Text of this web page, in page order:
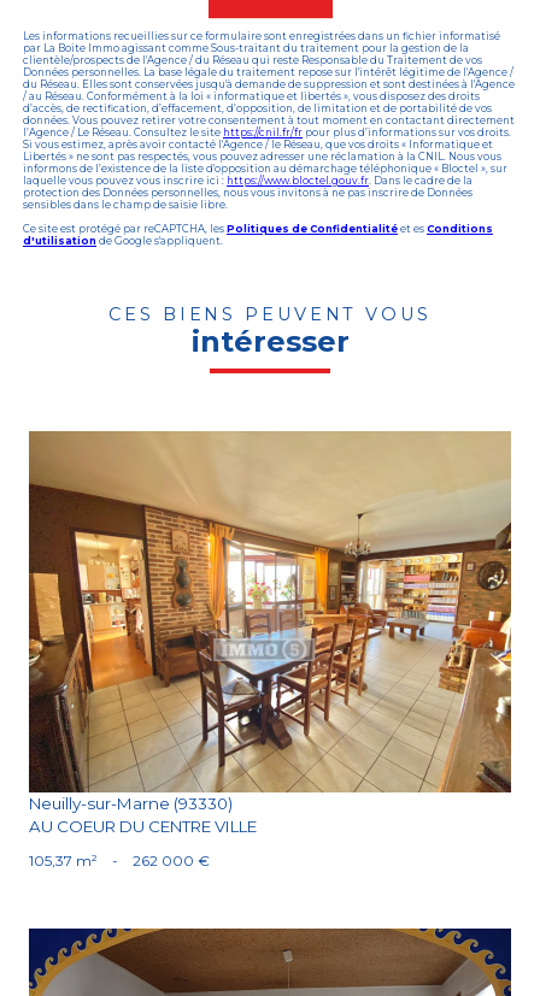
Les informations recueillies sur ce formulaire sont enregistrées dans un fichier informatisé
par La Boite Immo agissant comme Sous-traitant du traitement pour la gestion de la
clientèle/prospects de l'Agence / du Réseau qui reste Responsable du Traitement de vos
Données personnelles. La base légale du traitement repose sur l'intérêt légitime de l'Agence /
du Réseau. Elles sont conservées jusqu'à demande de suppression et sont destinées à l'Agence
/ au Réseau. Conformément à la loi « informatique et libertés », vous disposez des droits
d’accès, de rectification, d’effacement, d’opposition, de limitation et de portabilité de vos
données. Vous pouvez retirer votre consentement à tout moment en contactant directement
l’Agence / Le Réseau. Consultez le site https://cnil.fr/fr pour plus d’informations sur vos droits.
Si vous estimez, après avoir contacté l'Agence / le Réseau, que vos droits « Informatique et
Libertés » ne sont pas respectés, vous pouvez adresser une réclamation à la CNIL. Nous vous
informons de l’existence de la liste d'opposition au démarchage téléphonique « Bloctel », sur
laquelle vous pouvez vous inscrire ici : https://www.bloctel.gouv.fr . Dans le cadre de la
protection des Données personnelles, nous vous invitons à ne pas inscrire de Données
sensibles dans le champ de saisie libre.
Ce site est protégé par reCAPTCHA, les Politiques de Confidentialité et es Conditions
d'utilisation de Google s'appliquent.
CES BIENS PEUVENT VOUS
intéresser
Voir le bien
Neuilly-sur-Marne (93330)
AU COEUR DU CENTRE VILLE
105,37 m² - 262 000 €